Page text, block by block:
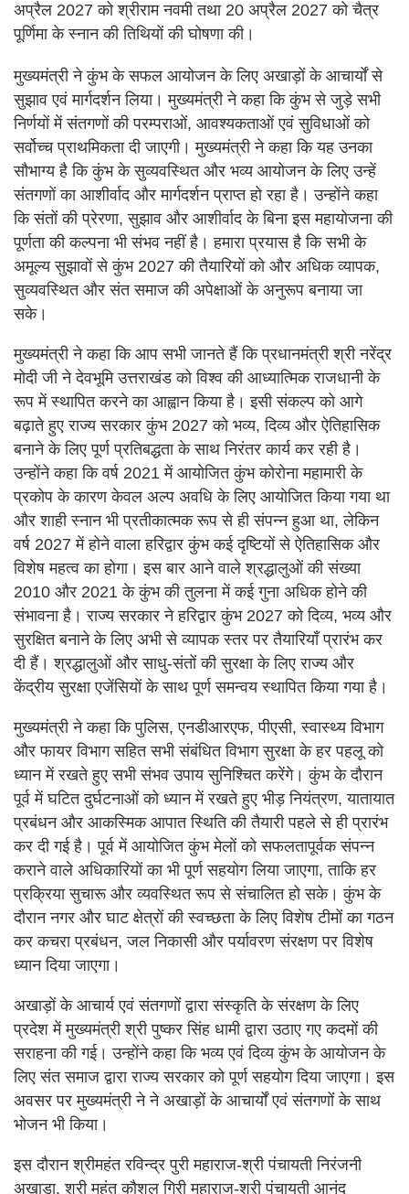
अप्रैल 2027 को श्रीराम नवमी तथा 20 अप्रैल 2027 को चैत्र
पूर्णिमा के स्नान की तिथियों की घोषणा की।
मुख्यमंत्री ने कुंभ के सफल आयोजन के लिए अखाड़ों के आचार्यों से
सुझाव एवं मार्गदर्शन लिया। मुख्यमंत्री ने कहा कि कुंभ से जुड़े सभी
निर्णयों में संतगणों की परम्पराओं, आवश्यकताओं एवं सुविधाओं को
सर्वोच्च प्राथमिकता दी जाएगी। मुख्यमंत्री ने कहा कि यह उनका
सौभाग्य है कि कुंभ के सुव्यवस्थित और भव्य आयोजन के लिए उन्हें
संतगणों का आशीर्वाद और मार्गदर्शन प्राप्त हो रहा है। उन्होंने कहा
कि संतों की प्रेरणा, सुझाव और आशीर्वाद के बिना इस महायोजना की
पूर्णता की कल्पना भी संभव नहीं है। हमारा प्रयास है कि सभी के
अमूल्य सुझावों से कुंभ 2027 की तैयारियों को और अधिक व्यापक,
सुव्यवस्थित और संत समाज की अपेक्षाओं के अनुरूप बनाया जा
सके।
मुख्यमंत्री ने कहा कि आप सभी जानते हैं कि प्रधानमंत्री श्री नरेंद्र
मोदी जी ने देवभूमि उत्तराखंड को विश्व की आध्यात्मिक राजधानी के
रूप में स्थापित करने का आह्वान किया है। इसी संकल्प को आगे
बढ़ाते हुए राज्य सरकार कुंभ 2027 को भव्य, दिव्य और ऐतिहासिक
बनाने के लिए पूर्ण प्रतिबद्धता के साथ निरंतर कार्य कर रही है।
उन्होंने कहा कि वर्ष 2021 में आयोजित कुंभ कोरोना महामारी के
प्रकोप के कारण केवल अल्प अवधि के लिए आयोजित किया गया था
और शाही स्नान भी प्रतीकात्मक रूप से ही संपन्न हुआ था, लेकिन
वर्ष 2027 में होने वाला हरिद्वार कुंभ कई दृष्टियों से ऐतिहासिक और
विशेष महत्व का होगा। इस बार आने वाले श्रद्धालुओं की संख्या
2010 और 2021 के कुंभ की तुलना में कई गुना अधिक होने की
संभावना है। राज्य सरकार ने हरिद्वार कुंभ 2027 को दिव्य, भव्य और
सुरक्षित बनाने के लिए अभी से व्यापक स्तर पर तैयारियाँ प्रारंभ कर
दी हैं। श्रद्धालुओं और साधु-संतों की सुरक्षा के लिए राज्य और
केंद्रीय सुरक्षा एजेंसियों के साथ पूर्ण समन्वय स्थापित किया गया है।
मुख्यमंत्री ने कहा कि पुलिस, एनडीआरएफ, पीएसी, स्वास्थ्य विभाग
और फायर विभाग सहित सभी संबंधित विभाग सुरक्षा के हर पहलू को
ध्यान में रखते हुए सभी संभव उपाय सुनिश्चित करेंगे। कुंभ के दौरान
पूर्व में घटित दुर्घटनाओं को ध्यान में रखते हुए भीड़ नियंत्रण, यातायात
प्रबंधन और आकस्मिक आपात स्थिति की तैयारी पहले से ही प्रारंभ
कर दी गई है। पूर्व में आयोजित कुंभ मेलों को सफलतापूर्वक संपन्न
कराने वाले अधिकारियों का भी पूर्ण सहयोग लिया जाएगा, ताकि हर
प्रक्रिया सुचारू और व्यवस्थित रूप से संचालित हो सके। कुंभ के
दौरान नगर और घाट क्षेत्रों की स्वच्छता के लिए विशेष टीमों का गठन
कर कचरा प्रबंधन, जल निकासी और पर्यावरण संरक्षण पर विशेष
ध्यान दिया जाएगा।
अखाड़ों के आचार्य एवं संतगणों द्वारा संस्कृति के संरक्षण के लिए
प्रदेश में मुख्यमंत्री श्री पुष्कर सिंह धामी द्वारा उठाए गए कदमों की
सराहना की गई। उन्होंने कहा कि भव्य एवं दिव्य कुंभ के आयोजन के
लिए संत समाज द्वारा राज्य सरकार को पूर्ण सहयोग दिया जाएगा। इस
अवसर पर मुख्यमंत्री ने ने अखाड़ों के आचार्यों एवं संतगणों के साथ
भोजन भी किया।
इस दौरान श्रीमहंत रविन्द्र पुरी महाराज-श्री पंचायती निरंजनी
अखाड़ा, श्री महंत कौशल गिरी महाराज-श्री पंचायती आनंद